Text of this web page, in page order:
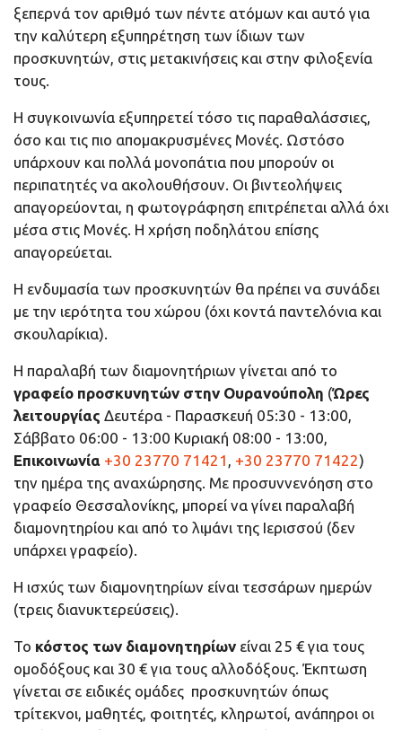
ξεπερνά τον αριθμό των πέντε ατόμων και αυτό για
την καλύτερη εξυπηρέτηση των ίδιων των
προσκυνητών, στις μετακινήσεις και στην φιλοξενία
τους.
Η συγκοινωνία εξυπηρετεί τόσο τις παραθαλάσσιες,
όσο και τις πιο απομακρυσμένες Μονές. Ωστόσο
υπάρχουν και πολλά μονοπάτια που μπορούν οι
περιπατητές να ακολουθήσουν. Οι βιντεολήψεις
απαγορεύονται, η φωτογράφηση επιτρέπεται αλλά όχι
μέσα στις Μονές. Η χρήση ποδηλάτου επίσης
απαγορεύεται.
Η ενδυμασία των προσκυνητών θα πρέπει να συνάδει
με την ιερότητα του χώρου (όχι κοντά παντελόνια και
σκουλαρίκια).
Η παραλαβή των διαμονητήριων γίνεται από το
γραφείο προσκυνητών στην Ουρανούπολη (Ώρες
λειτουργίας Δευτέρα - Παρασκευή 05:30 - 13:00,
Σάββατο 06:00 - 13:00 Κυριακή 08:00 - 13:00,
Επικοινωνία +30 23770 71421 +30 23770 71422)
την ημέρα της αναχώρησης. Με προσυννενόηση στο
γραφείο Θεσσαλονίκης, μπορεί να γίνει παραλαβή
διαμονητηρίου και από το λιμάνι της Ιερισσού (δεν
υπάρχει γραφείο).
Η ισχύς των διαμονητηρίων είναι τεσσάρων ημερών
(τρεις διανυκτερεύσεις).
Το κόστος των διαμονητηρίων είναι 25 € για τους
ομοδόξους και 30 € για τους αλλοδόξους. Έκπτωση
γίνεται σε ειδικές ομάδες προσκυνητών όπως
τρίτεκνοι, μαθητές, φοιτητές, κληρωτοί, ανάπηροι οι